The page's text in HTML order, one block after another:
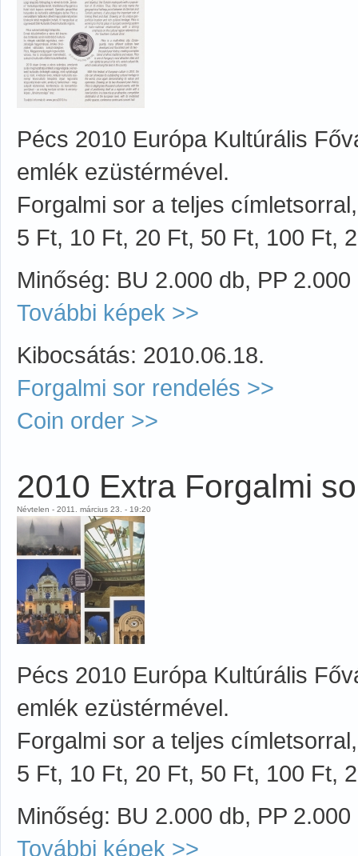
Pécs 2010 Európa Kultúrális
emlék ezüstérmével.
Forgalmi sor a teljes
5 Ft, 10 Ft, 20 Ft, 50 Ft, 100 Ft,
Minőség: BU 2.000 db, PP 2.000
További képek >>
Kibocsátás: 2010.06.18.
Forgalmi sor rendelés >>
Coin order >>
2010 Extra Forgalmi
Névtelen - 2011. március 23. - 19:20
Pécs 2010 Európa Kultúrális
emlék ezüstérmével.
Forgalmi sor a teljes
5 Ft, 10 Ft, 20 Ft, 50 Ft, 100 Ft,
Minőség: BU 2.000 db, PP 2.000
További képek >>